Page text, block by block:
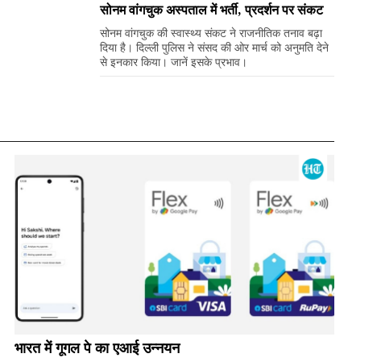
सोनम वांगचुक अस्पताल में भर्ती, प्रदर्शन पर संकट
सोनम वांगचुक की स्वास्थ्य संकट ने राजनीतिक तनाव बढ़ा
दिया है। दिल्ली पुलिस ने संसद की ओर मार्च को अनुमति देने
से इनकार किया। जानें इसके प्रभाव।
भारत में गूगल पे का एआई उन्नयन